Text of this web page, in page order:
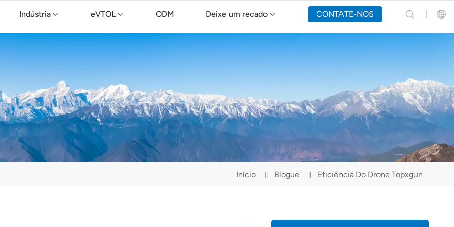
Indústria eVTOL ODM Deixe um recado CONTATE-NOS
Русский
Português(Portugal)
Português(Brasil)
Türkçe
Início Blogue Eficiência Do Drone Topxgun